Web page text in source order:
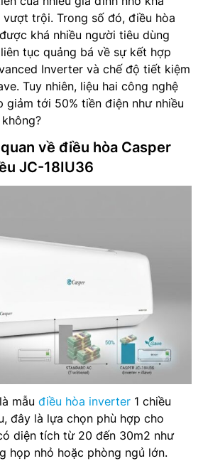
trội. Trong số đó, điều hòa
được khá nhiều người tiêu dùng
tục quảng bá về sự kết hợp
Inverter và chế độ tiết kiệm
Tuy nhiên, liệu hai công nghệ
giảm tới 50% tiền điện như nhiều
về điều hòa Casper
JC-18IU36
mẫu điều hòa inverter 1 chiều
đây là lựa chọn phù hợp cho
diện tích từ 20 đến 30m2 như
họp nhỏ hoặc phòng ngủ lớn.